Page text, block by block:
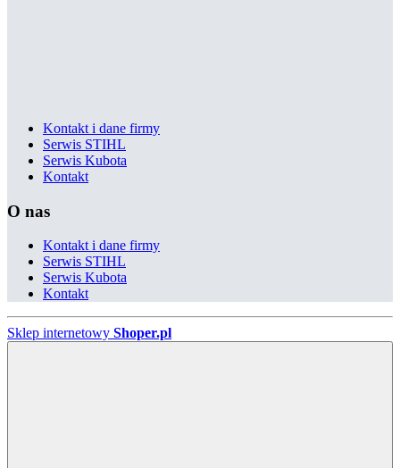
Kontakt i dane firmy
Serwis STIHL
Serwis Kubota
Kontakt
O nas
Kontakt i dane firmy
Serwis STIHL
Serwis Kubota
Kontakt
Sklep internetowy Shoper.pl